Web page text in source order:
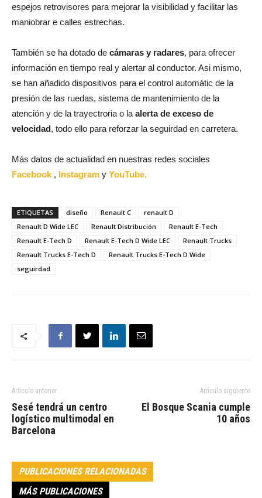
espejos retrovisores para mejorar la visibilidad y facilitar las
maniobrar e calles estrechas.
También se ha dotado de cámaras y radares, para ofrecer
información en tiempo real y alertar al conductor. Asi mismo,
se han añadido dispositivos para el control automátic de la
presión de las ruedas, sistema de mantenimiento de la
atención y de la trayectroria o la alerta de exceso de
velocidad, todo ello para reforzar la seguirdad en carretera.
Más datos de actualidad en nuestras redes sociales
Facebook , Instagram y YouTube.
ETIQUETAS diseño Renault C
renault D
Renault D Wide LEC
Renault Distribución
Renault E-Tech
Renault E-Tech D
Renault E-Tech D Wide LEC
Renault Trucks
Renault Trucks E-Tech D
Renault Trucks E-Tech D Wide
seguirdad
Artículo anterior
Sesé tendrá un centro
logístico multimodal en
Barcelona
Artículo siguiente
El Bosque Scania cumple
10 años
PUBLICACIONES RELACIONADAS
MÁS PUBLICACIONES